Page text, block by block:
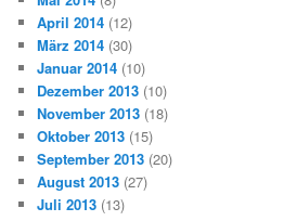
April 2014 (12)
März 2014 (30)
Januar 2014 (10)
Dezember 2013 (10)
November 2013 (18)
Oktober 2013 (15)
September 2013 (20)
August 2013 (27)
Juli 2013 (13)